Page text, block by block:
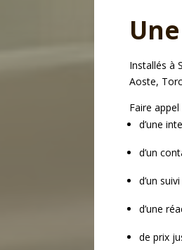
Installés à
Aoste,
Faire
d’une
d’un
d’un
d’une
de prix